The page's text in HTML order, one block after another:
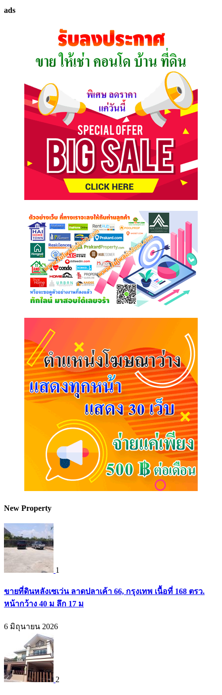
ที่
ads
New Property
1
ขายที่ดินหลังเซเว่น ลาดปลาเค้า 66, กรุงเทพ เนื้อที่ 168 ตรว.
หน้ากว้าง 40 ม ลึก 17 ม
6 มิถุนายน 2026
2